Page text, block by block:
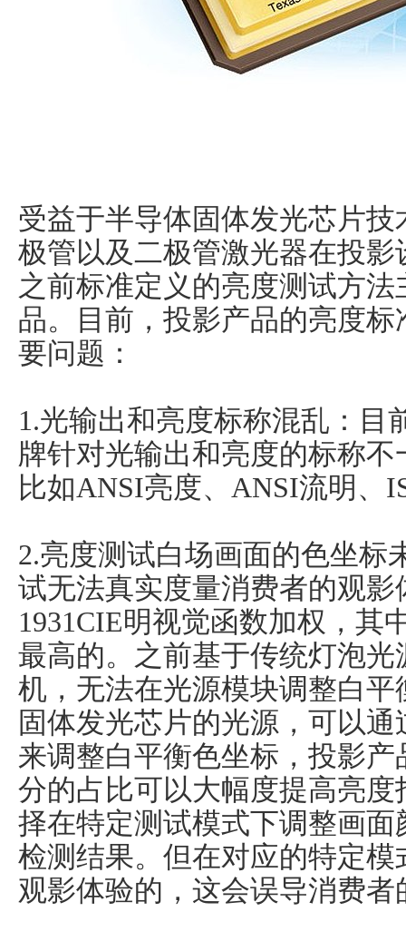
受益于半导体固体发光芯片
极管以及二极管激光器在投
之前标准定义的亮度测试方
品。目前，投影产品的亮度
要问题：
1.光输出和亮度标称混乱：目
牌针对光输出和亮度的标称
比如ANSI亮度、ANSI流明、
2.亮度测试白场画面的色坐标
试无法真实度量消费者的观
1931CIE明视觉函数加权，其
最高的。之前基于传统灯泡
机，无法在光源模块调整白
固体发光芯片的光源，可以
来调整白平衡色坐标，投影
分的占比可以大幅度提高亮
择在特定测试模式下调整画
检测结果。但在对应的特定
观影体验的，这会误导消费者